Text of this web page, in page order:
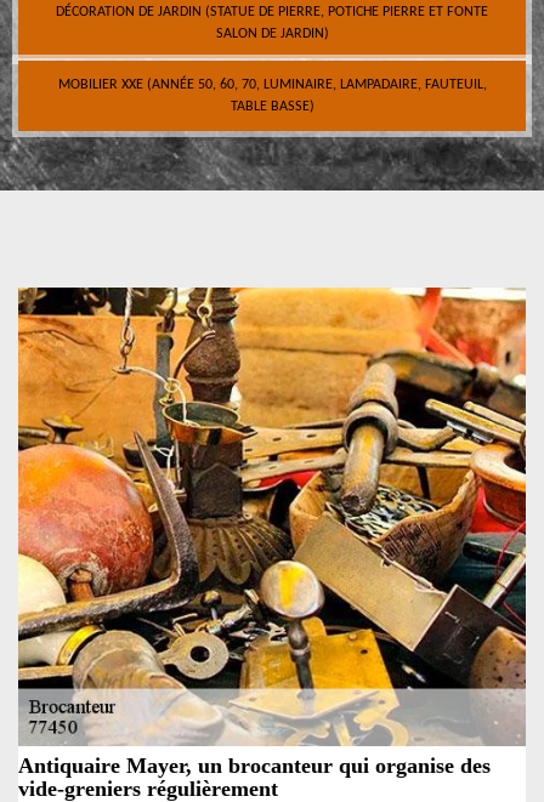
DÉCORATION DE JARDIN (STATUE DE PIERRE, POTICHE PIERRE ET FONTE
SALON DE JARDIN)
MOBILIER XXE (ANNÉE 50, 60, 70, LUMINAIRE, LAMPADAIRE, FAUTEUIL,
TABLE BASSE)
Antiquaire Mayer, un brocanteur qui organise des
vide-greniers régulièrement